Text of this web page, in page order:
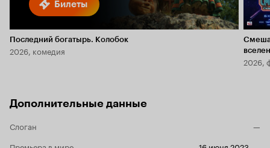
Билеты
Последний богатырь. Колобок
2026, комедия
2026,
Дополнительные данные
Слоган
—